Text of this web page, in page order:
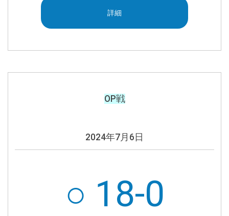
詳細
OP戦
2024年7月6日
○ 18-0